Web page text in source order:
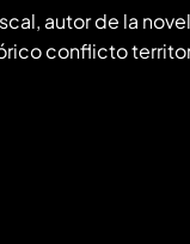
autor de la
conflicto